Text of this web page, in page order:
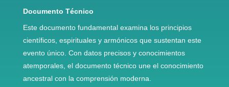
Documento Técnico
Este documento fundamental examina los principios
científicos, espirituales y armónicos que sustentan este
evento único. Con datos precisos y conocimientos
atemporales, el documento técnico une el conocimiento
ancestral con la comprensión moderna.